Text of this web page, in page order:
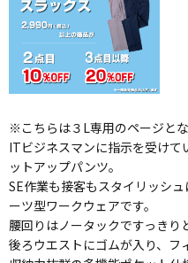
※こちらは３L専用のページとな
ITビジネスマンに指示を受けて
ットアップパンツ。
SE作業も接客もスタイリッシ
ーツ型ワークウェアです。
腰回りはノータックですっきり
後ろウエストにゴムが入り、フ